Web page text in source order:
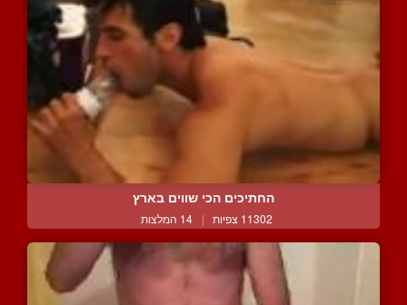
החתיכים הכי שווים בארץ
11302 צפיות | 14 המלצות